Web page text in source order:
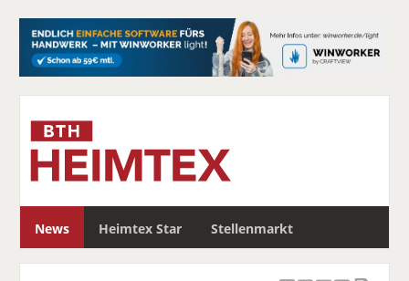
News Heimtex Star Stellenmarkt
c